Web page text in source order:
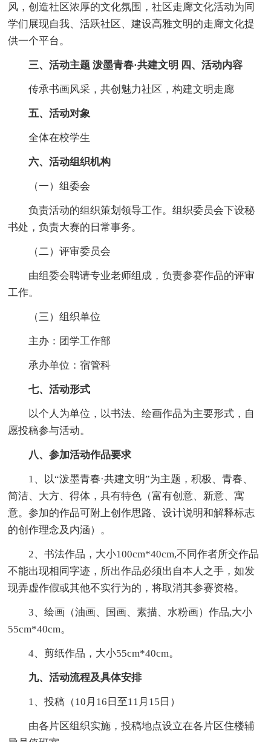
风，创造社区浓厚的文化氛围，社区走廊文化活动为同
学们展现自我、活跃社区、建设高雅文明的走廊文化提
供一个平台。
三、活动主题 泼墨青春·共建文明 四、活动内容
传承书画风采，共创魅力社区，构建文明走廊
五、活动对象
全体在校学生
六、活动组织机构
（一）组委会
负责活动的组织策划领导工作。组织委员会下设秘
书处，负责大赛的日常事务。
（二）评审委员会
由组委会聘请专业老师组成，负责参赛作品的评审
工作。
（三）组织单位
主办：团学工作部
承办单位：宿管科
七、活动形式
以个人为单位，以书法、绘画作品为主要形式，自
愿投稿参与活动。
八、参加活动作品要求
1、以“泼墨青春·共建文明”为主题，积极、青春、
简洁、大方、得体，具有特色（富有创意、新意、寓
意。参加的作品可附上创作思路、设计说明和解释标志
的创作理念及内涵）。
2、书法作品，大小100cm*40cm,不同作者所交作品
不能出现相同字迹，所出作品必须出自本人之手，如发
现弄虚作假或其他不实行为的，将取消其参赛资格。
3、绘画（油画、国画、素描、水粉画）作品,大小
55cm*40cm。
4、剪纸作品，大小55cm*40cm。
九、活动流程及具体安排
1、投稿（10月16日至11月15日）
由各片区组织实施，投稿地点设立在各片区住楼辅